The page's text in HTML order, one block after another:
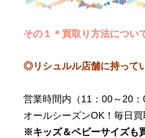
その１＊買取り方法につい
◎リシュルル店舗に持って
営業時間内（11：00～20：
オールシーズンOK！毎日
※キッズ＆ベビーサイズも